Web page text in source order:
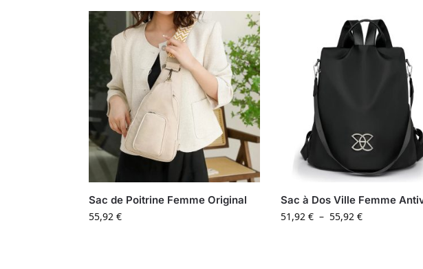
Sac de Poitrine Femme Original
55,92 €
Sac à Dos Ville Femme
51,92 € – 55,92 €